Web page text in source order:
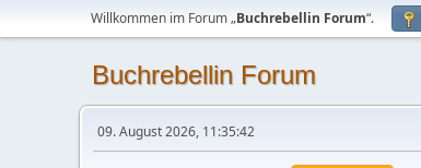
Willkommen im Forum „Buchrebellin Forum“.
Buchrebellin Forum
09. August 2026, 11:35:42